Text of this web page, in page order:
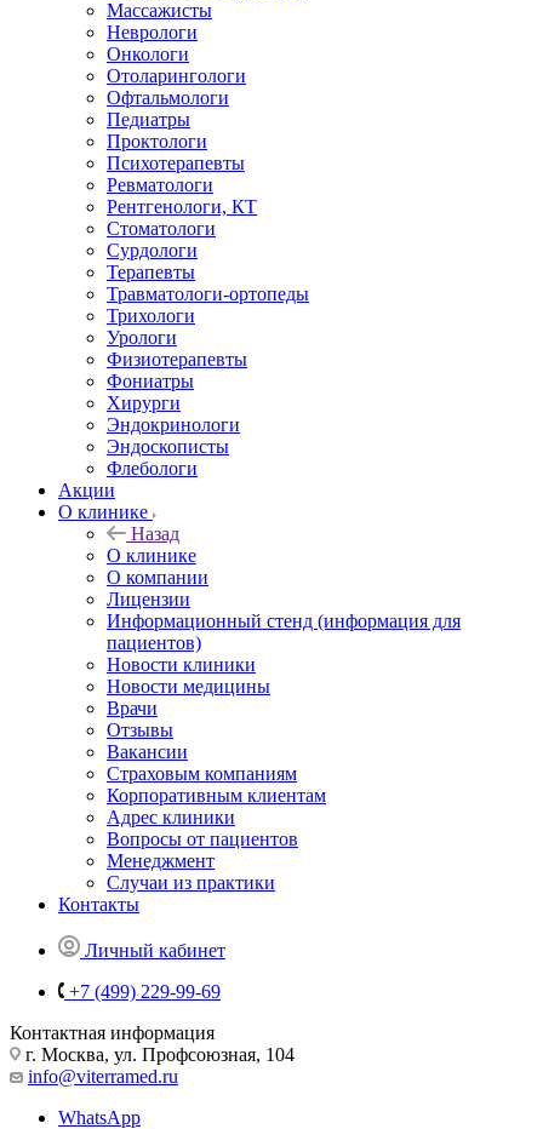
Массажисты
Неврологи
Онкологи
Отоларингологи
Офтальмологи
Педиатры
Проктологи
Психотерапевты
Ревматологи
Рентгенологи, КТ
Стоматологи
Сурдологи
Терапевты
Травматологи-ортопеды
Трихологи
Урологи
Физиотерапевты
Фониатры
Хирурги
Эндокринологи
Эндоскописты
Флебологи
Акции
О клинике
Назад
О клинике
О компании
Лицензии
Информационный стенд (информация для
пациентов)
Новости клиники
Новости медицины
Врачи
Отзывы
Вакансии
Страховым компаниям
Корпоративным клиентам
Адрес клиники
Вопросы от пациентов
Менеджмент
Случаи из практики
Контакты
Личный кабинет
+7 (499) 229-99-69
Контактная информация
г. Москва, ул. Профсоюзная, 104
info@viterramed.ru
WhatsApp